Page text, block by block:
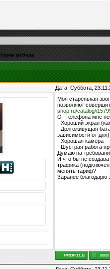
Нужна мобила
Дата: Суббота,
Моя старенькая
позволяют
shop.ru/catalog/
От телефона мне
- Хороший экран
- Долгоживущая
зависимости от
- Хорошая камера
- Шустрая работа
Думаю на
И что бы не
трафика
менять тариф?
Заранее благодарю